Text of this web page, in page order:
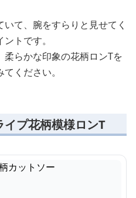
て、腕をすらりと見せてく
トです。
らかな印象の花柄ロンTを
ください。
イプ花柄模様ロンT